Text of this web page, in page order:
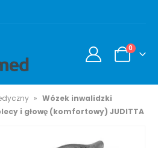
0
» Wózek inwalidzki
i głowę (komfortowy) JUDITTA